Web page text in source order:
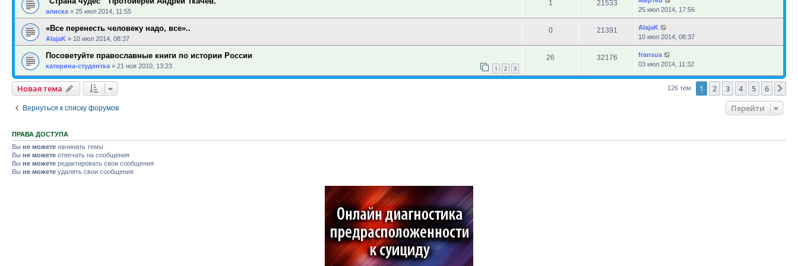
алиска » 25 июл 2014, 11:55
1 21533
25 июл 2014, 17:56
«Все перенесть человеку надо, все»..
AlajaK » 10 июл 2014, 08:37
0 21391
AlajaK
10 июл 2014, 08:37
Посоветуйте православные книги по истории России
катерина-студентка » 21 ноя 2010, 13:23 1 2 3
26 32176
fransua
03 июл 2014, 11:32
Новая тема 126 тем 1 2 3 4 5 6
Вернуться к списку форумов Перейти
ПРАВА ДОСТУПА
Вы не можете начинать темы
Вы не можете отвечать на сообщения
Вы не можете редактировать свои сообщения
Вы не можете удалять свои сообщения